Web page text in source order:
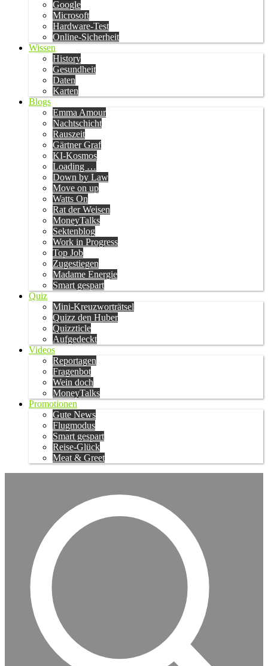
Google
Microsoft
Hardware-Test
Online-Sicherheit
Wissen
History
Gesundheit
Daten
Karten
Blogs
Emma Amour
Nachtschicht
Rauszeit
Gärtner Graf
KI-Kosmos
Loading …
Down by Law
Move on up
Watts On
Rat der Weisen
MoneyTalks
Sektenblog
Work in Progress
Top Job
Zugestiegen
Madame Energie
Smart gespart
Quiz
Mini-Kreuzworträtsel
Quizz den Huber
Quizzticle
Aufgedeckt
Videos
Reportagen
Fragenbot
Wein doch
MoneyTalks
Promotionen
Gute News
Flugmodus
Smart gespart
Reise-Glück
Meat & Greet